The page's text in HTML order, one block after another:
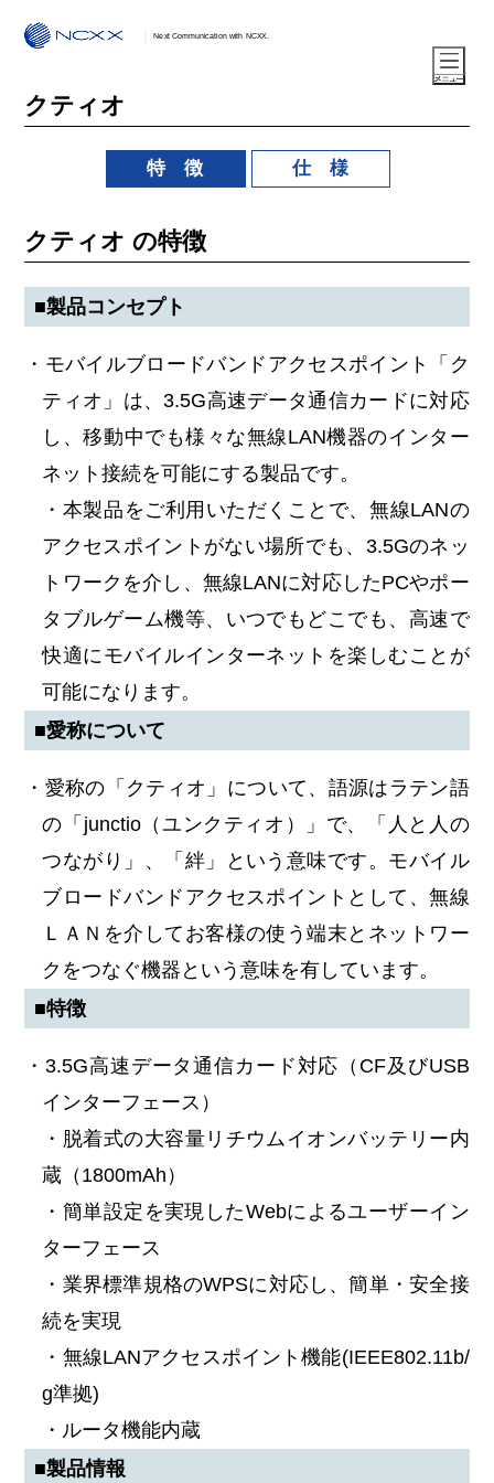
Next Communication with NCXX.
クティオ
特 徴 仕 様
クティオ の特徴
■製品コンセプト
・モバイルブロードバンドアクセスポイント「ク
ティオ」は、3.5G高速データ通信カードに対応
し、移動中でも様々な無線LAN機器のインター
ネット接続を可能にする製品です。
・本製品をご利用いただくことで、無線LANの
アクセスポイントがない場所でも、3.5Gのネッ
トワークを介し、無線LANに対応したPCやポー
タブルゲーム機等、いつでもどこでも、高速で
快適にモバイルインターネットを楽しむことが
可能になります。
■愛称について
・愛称の「クティオ」について、語源はラテン語
の「junctio（ユンクティオ）」で、「人と人の
つながり」、「絆」という意味です。モバイル
ブロードバンドアクセスポイントとして、無線
ＬＡＮを介してお客様の使う端末とネットワー
クをつなぐ機器という意味を有しています。
■特徴
・3.5G高速データ通信カード対応（CF及びUSB
インターフェース）
・脱着式の大容量リチウムイオンバッテリー内
蔵（1800mAh）
・簡単設定を実現したWebによるユーザーイン
ターフェース
・業界標準規格のWPSに対応し、簡単・安全接
続を実現
・無線LANアクセスポイント機能(IEEE802.11b/
g準拠)
・ルータ機能内蔵
■製品情報